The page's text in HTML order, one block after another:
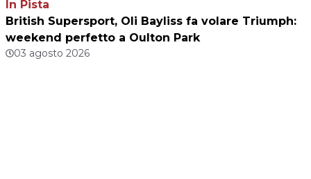
In Pista
British Supersport, Oli Bayliss fa volare Triumph:
weekend perfetto a Oulton Park
03 agosto 2026